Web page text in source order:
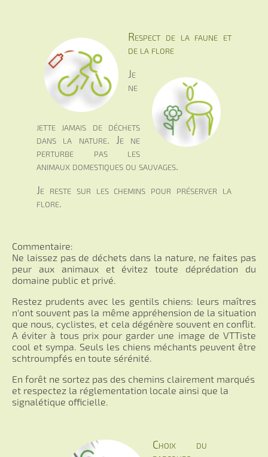
Respect de la faune et
de la flore
Je
ne
jette jamais de déchets
dans la nature. Je ne
perturbe pas les
animaux domestiques ou sauvages.
Je reste sur les chemins pour préserver la
flore.
Commentaire:
Ne laissez pas de déchets dans la nature, ne faites pas
peur aux animaux et évitez toute déprédation du
domaine public et privé.
Restez prudents avec les gentils chiens: leurs maîtres
n'ont souvent pas la même appréhension de la situation
que nous, cyclistes, et cela dégénère souvent en conflit.
A éviter à tous prix pour garder une image de VTTiste
cool et sympa. Seuls les chiens méchants peuvent être
schtroumpfés en toute sérénité.
En forêt ne sortez pas des chemins clairement marqués
et respectez la réglementation locale ainsi que la
signalétique officielle.
Choix du